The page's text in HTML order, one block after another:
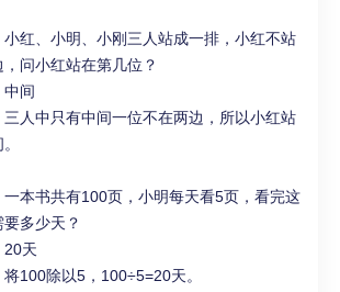
小红、小明、小刚三人站成一排，小红不站
，问小红站在第几位？
中间
三人中只有中间一位不在两边，所以小红站
一本书共有100页，小明每天看5页，看完这
多少天？
20天
100除以5，100÷5=20天。